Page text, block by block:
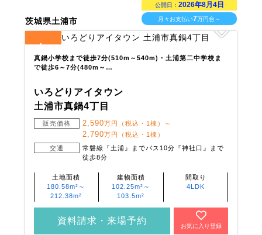
茨城県土浦市
公開日： 2026年8月4日
月々お支払い7万円台～
4
真鍋小学校まで徒歩7分(510m～540m)・土浦第二中学校ま
で徒歩6～7分(480m～…
いろどりアイタウン
土浦市真鍋4丁目
販売価格 2,590万円（税込・1棟）～
2,790万円（税込・1棟）
交通
常磐線『土浦』までバス10分『神社口』まで
徒歩8分
土地面積
180.58m²～
212.38m²
建物面積
102.25m²～
103.5m²
間取り
4LDK
資料請求・来場予約
お気に入り登録